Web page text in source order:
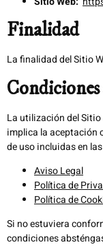
Finalidad
La finalidad del Sitio
La utilización del Sitio
implica la aceptación
de uso incluidas en
Aviso Legal
Política de
Política de
Si no estuviera
condiciones